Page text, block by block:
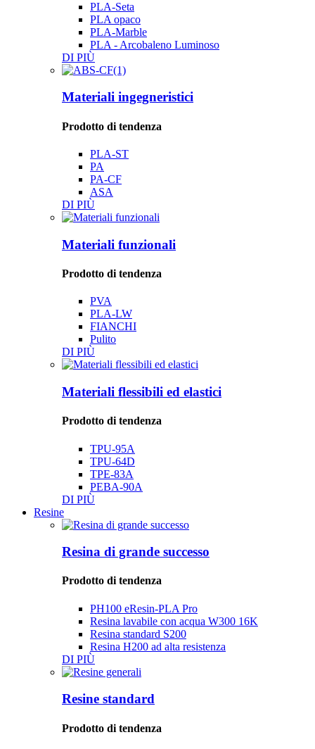
PLA-Seta
PLA opaco
PLA-Marble
PLA - Arcobaleno Luminoso
DI PIÙ
Materiali ingegneristici
Prodotto di tendenza
PLA-ST
PA
PA-CF
ASA
DI PIÙ
Materiali funzionali
Prodotto di tendenza
PVA
PLA-LW
FIANCHI
Pulito
DI PIÙ
Materiali flessibili ed elastici
Prodotto di tendenza
TPU-95A
TPU-64D
TPE-83A
PEBA-90A
DI PIÙ
Resine
Resina di grande successo
Prodotto di tendenza
PH100 ​​eResin-PLA Pro
Resina lavabile con acqua W300 16K
Resina standard S200
Resina H200 ad alta resistenza
DI PIÙ
Resine standard
Prodotto di tendenza